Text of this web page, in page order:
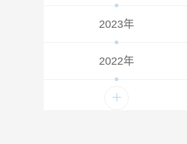
2023年
2022年
+